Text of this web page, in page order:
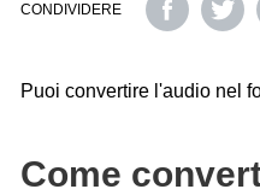
CONDIVIDERE
Puoi convertire l'audio nel
Come